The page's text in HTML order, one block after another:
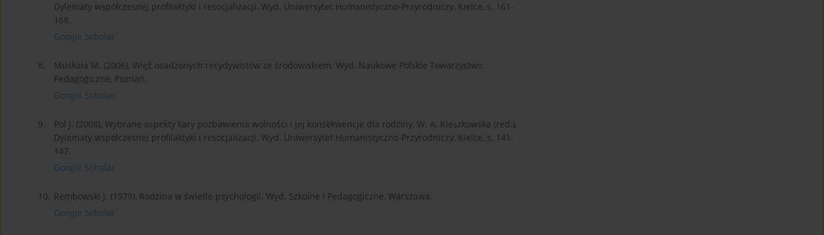
Dylematy współczesnej profilaktyki i resocjalizacji. Wyd. Uniwersytet Humanistyczno-Przyrodniczy, Kielce, s. 161-
168.
Google Scholar
8.
Muskała M. (2006), Więź osadzonych recydywistów ze środowiskiem. Wyd. Naukowe Polskie Towarzystwo
Pedagogiczne, Poznań.
Google Scholar
9.
Pol J. (2008), Wybrane aspekty kary pozbawienia wolności i jej konsekwencje dla rodziny, W: A. Kieszkowska (red.),
Dylematy współczesnej profilaktyki i resocjalizacji. Wyd. Uniwersytet Humanistyczno-Przyrodniczy, Kielce, s. 141-
147.
Google Scholar
10. Rembowski J. (1979), Rodzina w świetle psychologii. Wyd. Szkolne i Pedagogiczne, Warszawa.
Google Scholar